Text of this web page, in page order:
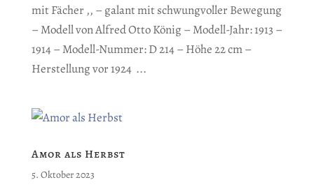
mit Fächer ,, – galant mit schwungvoller Bewegung
– Modell von Alfred Otto König – Modell-Jahr: 1913 –
1914 – Modell-Nummer: D 214 – Höhe 22 cm –
Herstellung vor 1924 ...
Amor als Herbst
5. Oktober 2023